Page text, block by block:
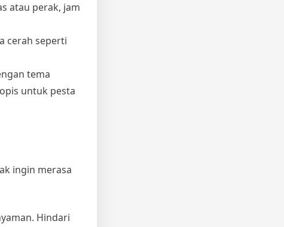
atau perak, jam
cerah seperti
tema
untuk pesta
ingin merasa
Hindari